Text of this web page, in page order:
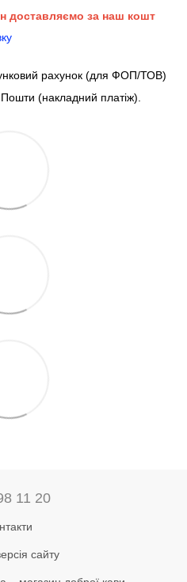
доставляємо за наш кошт
рахунок (для ФОП/ТОВ)
Пошти (накладний платіж).
11 20
сайту